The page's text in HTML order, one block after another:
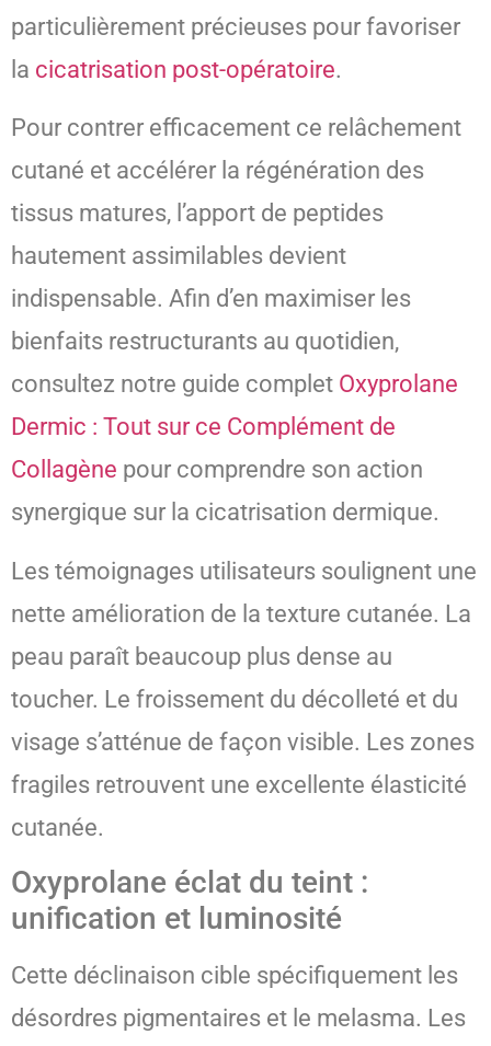
particulièrement précieuses pour favoriser
la cicatrisation post-opératoire.
Pour contrer efficacement ce relâchement
cutané et accélérer la régénération des
tissus matures, l’apport de peptides
hautement assimilables devient
indispensable. Afin d’en maximiser les
bienfaits restructurants au quotidien,
consultez notre guide complet Oxyprolane
Dermic : Tout sur ce Complément de
Collagène pour comprendre son action
synergique sur la cicatrisation dermique.
Les témoignages utilisateurs soulignent une
nette amélioration de la texture cutanée. La
peau paraît beaucoup plus dense au
toucher. Le froissement du décolleté et du
visage s’atténue de façon visible. Les zones
fragiles retrouvent une excellente élasticité
cutanée.
Oxyprolane éclat du teint :
unification et luminosité
Cette déclinaison cible spécifiquement les
désordres pigmentaires et le melasma. Les